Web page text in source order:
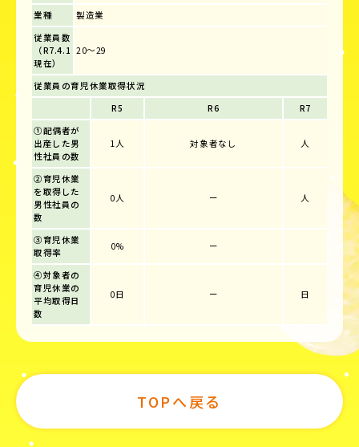
業種
製造業
従業員数
（R7.4.1
現在）
20～29
従業員の育児休業取得状況
R5
R6
R7
①配偶者が
出産した男
性社員の数
1人 対象者なし 人
②育児休業
を取得した
男性社員の
数
0人 ー 人
③育児休業
取得率
0% ー
④対象者の
育児休業の
平均取得日
数
0日 ー 日
TOPへ戻る